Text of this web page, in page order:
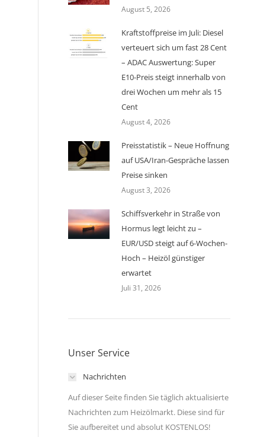
August 5, 2026
Kraftstoffpreise im Juli: Diesel
verteuert sich um fast 28 Cent
– ADAC Auswertung: Super
E10-Preis steigt innerhalb von
drei Wochen um mehr als 15
Cent
August 4, 2026
Preisstatistik – Neue Hoffnung
auf USA/Iran-Gespräche lassen
Preise sinken
August 3, 2026
Schiffsverkehr in Straße von
Hormus legt leicht zu –
EUR/USD steigt auf 6-Wochen-
Hoch – Heizöl günstiger
erwartet
Juli 31, 2026
Unser Service
Nachrichten
Auf dieser Seite finden Sie täglich aktualisierte
Nachrichten zum Heizölmarkt. Diese sind für
Sie aufbereitet und absolut KOSTENLOS!